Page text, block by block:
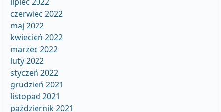
czerwiec 2022
maj 2022
kwiecień 2022
marzec 2022
luty 2022
styczeń 2022
grudzień 2021
listopad 2021
październik 2021